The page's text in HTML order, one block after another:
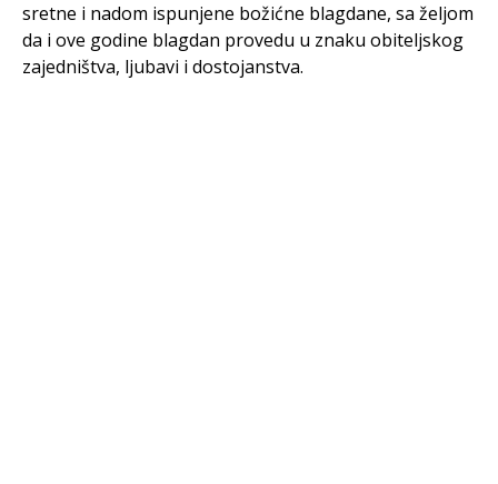
sretne i nadom ispunjene božićne blagdane, sa željom
da i ove godine blagdan provedu u znaku obiteljskog
zajedništva, ljubavi i dostojanstva.